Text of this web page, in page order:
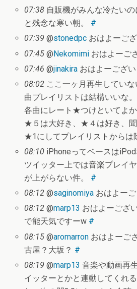
07:38 自販機がみんな冷たい
と残念な寒い朝。 #
07:39 @stonedpc おはよーご
07:45 @Nekomimi おはよーご
07:46 @jinakira おはよーござい
08:02 ここ一ヶ月再生してい
曲プレイリストは結構いいな
各曲にレート★つけといてよ
★５は大好き、★４は好き、
★1にしてプレイリストからは
08:10 iPhoneってベースは
ツイッター上では音楽プレイ
が上がらない件。 #
08:12 @saginomiya おはよー
08:12 @marp13 おはよーござ
で能天気ですーw #
08:15 @aromarron おはよーご
古屋？大坂？ #
08:19 @marp13 音楽や動画再
イッターとかと連動してくれ